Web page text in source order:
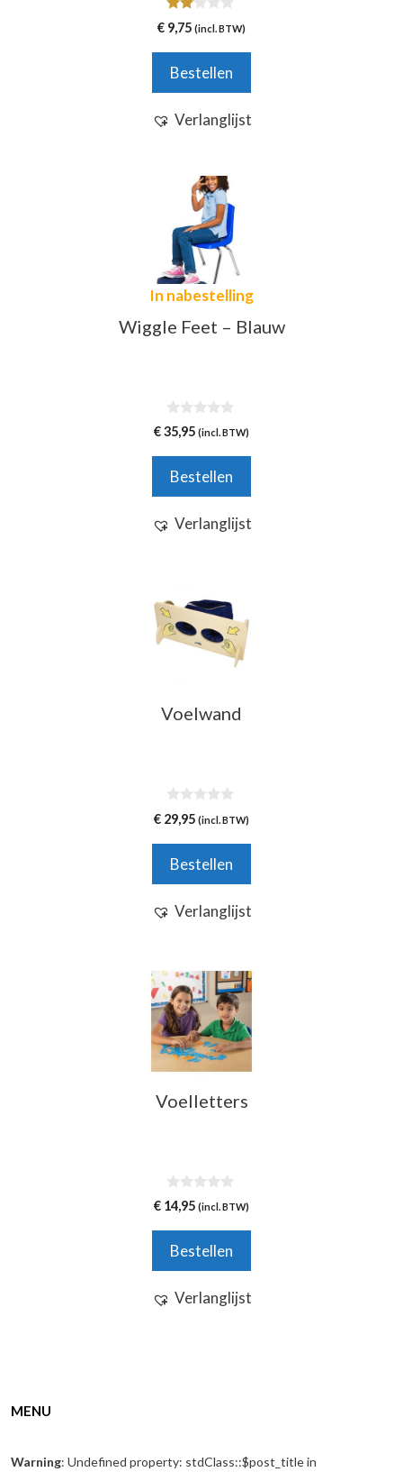
2.00
van
€ 9,75 (incl. BTW)
Bestellen
Verlanglijst
In nabestelling
Wiggle Feet – Blauw
0
v
5
€35,95 (incl. BTW)
Bestellen
Verlanglijst
Voelwand
0
v
5
€ 29,95 (incl. BTW)
Bestellen
Verlanglijst
Voelletters
0
v
5
€ 14,95 (incl. BTW)
Bestellen
Verlanglijst
MENU
Warning: Undefined property: stdClass::$post_title in